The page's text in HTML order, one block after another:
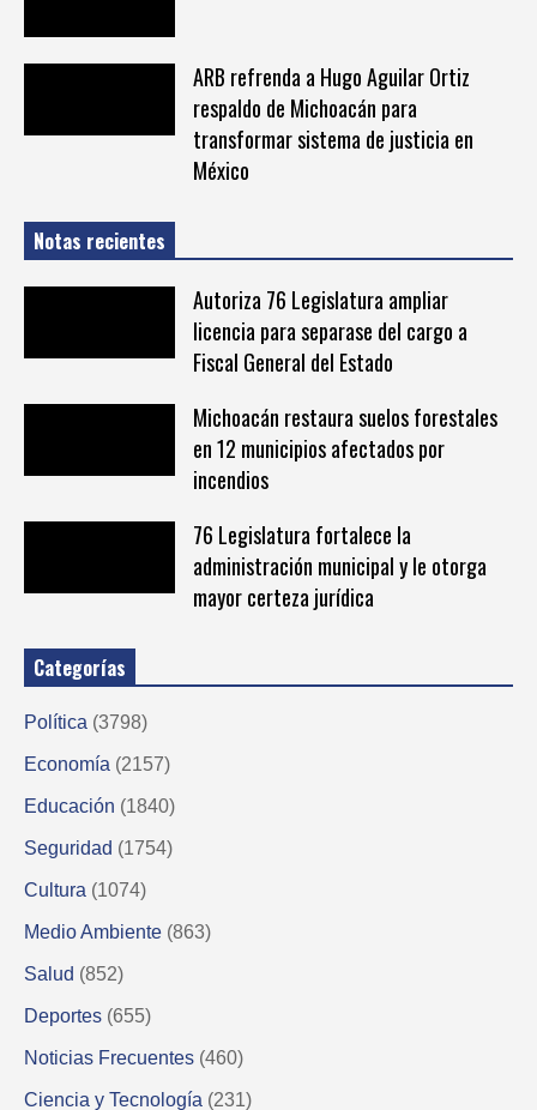
ARB refrenda a Hugo Aguilar Ortiz
respaldo de Michoacán para
transformar sistema de justicia en
México
Notas recientes
Autoriza 76 Legislatura ampliar
licencia para separase del cargo a
Fiscal General del Estado
Michoacán restaura suelos forestales
en 12 municipios afectados por
incendios
76 Legislatura fortalece la
administración municipal y le otorga
mayor certeza jurídica
Categorías
Política (3798)
Economía (2157)
Educación (1840)
Seguridad (1754)
Cultura (1074)
Medio Ambiente (863)
Salud (852)
Deportes (655)
Noticias Frecuentes (460)
Ciencia y Tecnología (231)